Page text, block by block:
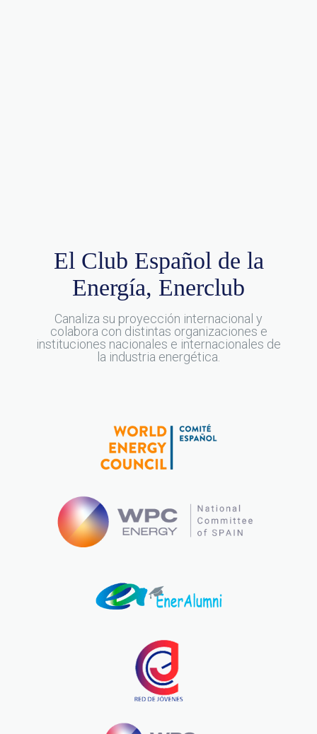
El Club Español de la
Energía, Enerclub
Canaliza su proyección internacional y
colabora con distintas organizaciones e
instituciones nacionales e internacionales de
la industria energética.